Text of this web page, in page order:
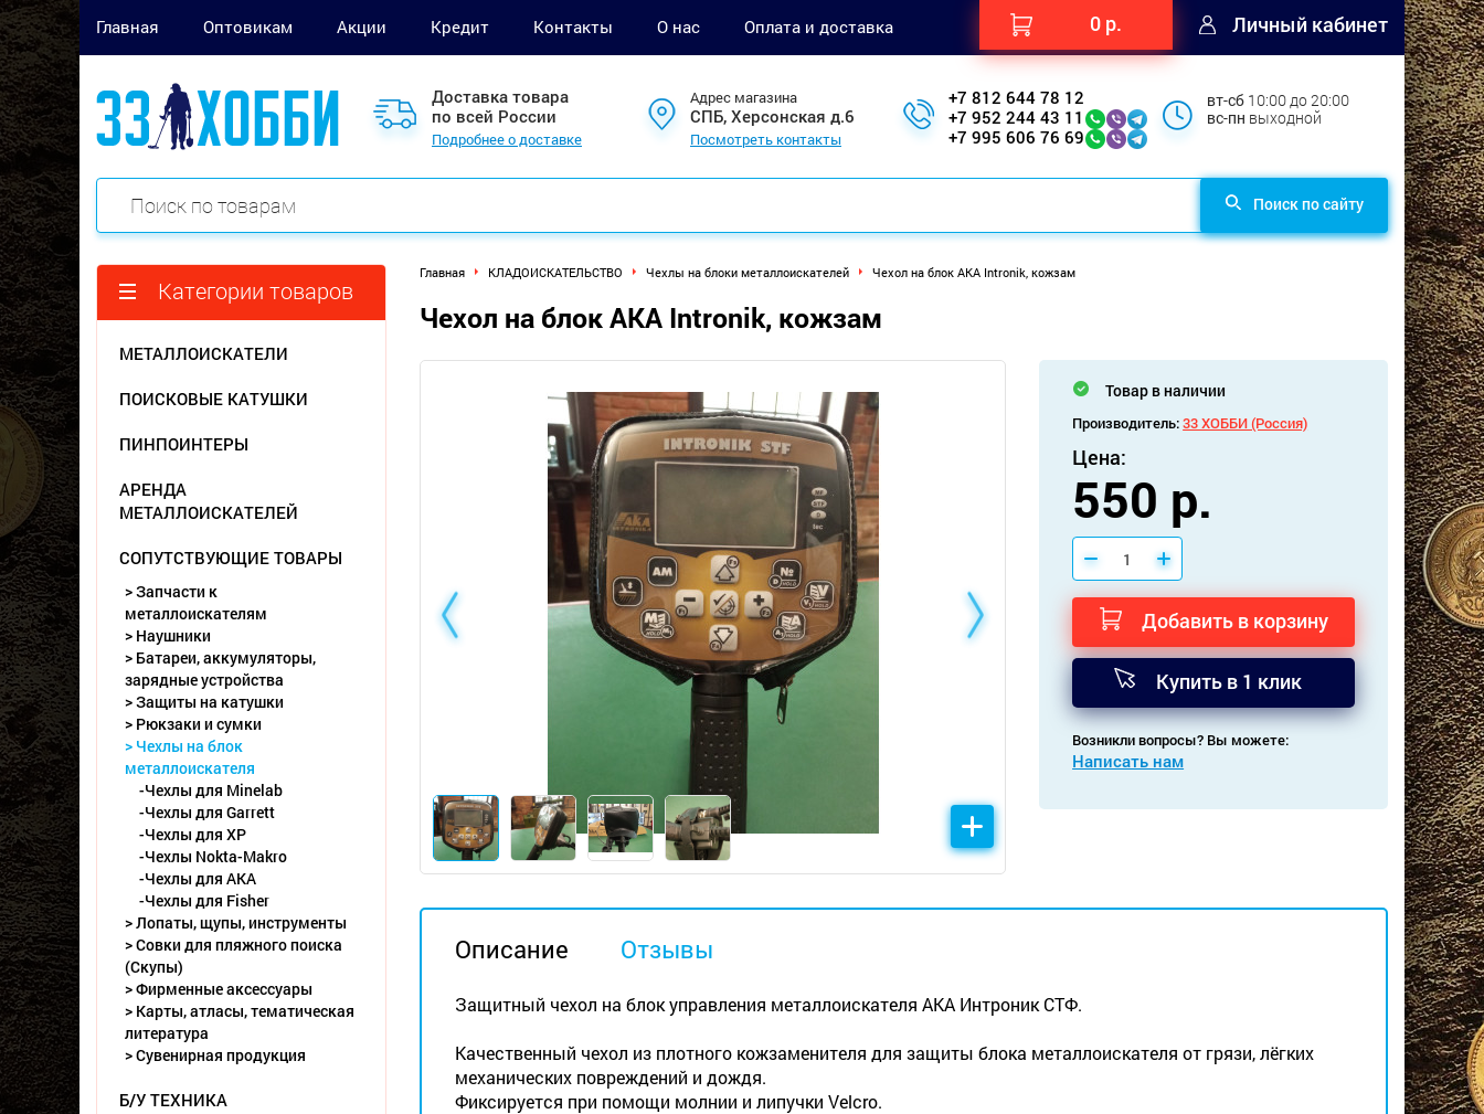
Главная Оптовикам Акции Кредит Контакты О нас Оплата и доставка 0 р. Личный кабинет
Доставка товара
по всей России
Подробнее о доставке
Адрес магазина
СПБ, Херсонская д.6
Посмотреть контакты
+7 812 644 78 12
+7 952 244 43 11
+7 995 606 76 69
вт-сб 10:00 до 20:00
вс-пн выходной
Поиск по сайту
Категории товаров
МЕТАЛЛОИСКАТЕЛИ
ПОИСКОВЫЕ КАТУШКИ
ПИНПОИНТЕРЫ
АРЕНДА
МЕТАЛЛОИСКАТЕЛЕЙ
СОПУТСТВУЮЩИЕ ТОВАРЫ
> Запчасти к
металлоискателям
> Наушники
> Батареи, аккумуляторы,
зарядные устройства
> Защиты на катушки
> Рюкзаки и сумки
> Чехлы на блок
металлоискателя
-Чехлы для Minelab
-Чехлы для Garrett
-Чехлы для XP
-Чехлы Nokta-Makro
-Чехлы для АКА
-Чехлы для Fisher
> Лопаты, щупы, инструменты
> Совки для пляжного поиска
(Скупы)
> Фирменные аксессуары
> Карты, атласы, тематическая
литература
> Сувенирная продукция
Б/У ТЕХНИКА
Главная КЛАДОИСКАТЕЛЬСТВО Чехлы на блоки металлоискателей Чехол на блок АКА Intronik, кожзам
Чехол на блок АКА Intronik, кожзам
Товар в наличии
Производитель:33 ХОББИ (Россия)
Цена:
550 р.
Добавить в корзину
Купить в 1 клик
Возникли вопросы? Вы можете:
Написать нам
Описание Отзывы
Защитный чехол на блок управления металлоискателя АКА Интроник СТФ.
Качественный чехол из плотного кожзаменителя для защиты блока металлоискателя от грязи, лёгких
механических повреждений и дождя.
Фиксируется при помощи молнии и липучки Velcro.